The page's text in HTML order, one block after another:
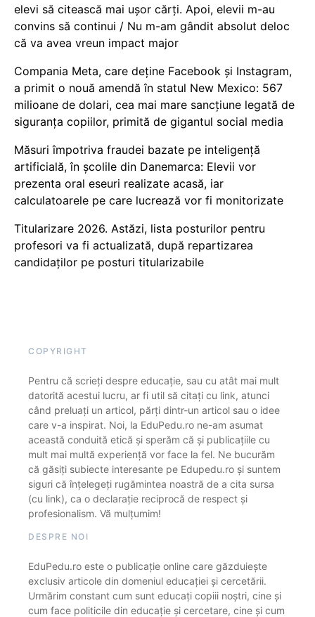
elevi să citească mai ușor cărți. Apoi, elevii m-au
convins să continui / Nu m-am gândit absolut deloc
că va avea vreun impact major
Compania Meta, care deține Facebook și Instagram,
a primit o nouă amendă în statul New Mexico: 567
milioane de dolari, cea mai mare sancțiune legată de
siguranța copiilor, primită de gigantul social media
Măsuri împotriva fraudei bazate pe inteligență
artificială, în școlile din Danemarca: Elevii vor
prezenta oral eseuri realizate acasă, iar
calculatoarele pe care lucrează vor fi monitorizate
Titularizare 2026. Astăzi, lista posturilor pentru
profesori va fi actualizată, după repartizarea
candidaților pe posturi titularizabile
COPYRIGHT
Pentru că scrieți despre educație, sau cu atât mai mult
datorită acestui lucru, ar fi util să citați cu link, atunci
când preluați un articol, părți dintr-un articol sau o idee
care v-a inspirat. Noi, la EduPedu.ro ne-am asumat
această conduită etică și sperăm că și publicațiile cu
mult mai multă experiență vor face la fel. Ne bucurăm
că găsiți subiecte interesante pe Edupedu.ro și suntem
siguri că înțelegeți rugămintea noastră de a cita sursa
(cu link), ca o declarație reciprocă de respect și
profesionalism. Vă mulțumim!
DESPRE NOI
EduPedu.ro este o publicație online care găzduiește
exclusiv articole din domeniul educației și cercetării.
Urmărim constant cum sunt educați copiii noștri, cine și
cum face politicile din educație și cercetare, cine și cum